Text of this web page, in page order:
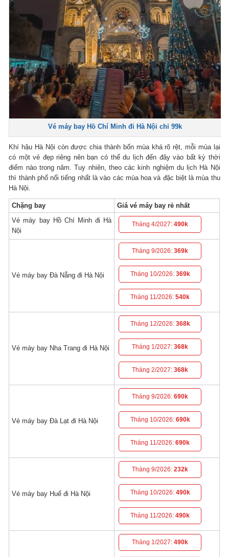
Vé máy bay Hồ Chí Minh đi Hà Nội chỉ 99k
Khí hậu Hà Nội còn được chia thành bốn mùa khá rõ rệt, mỗi mùa lại
có một vẻ đẹp riêng nên bạn có thể du lịch đến đây vào bất kỳ thời
điểm nào trong năm. Tuy nhiên, theo các kinh nghiệm du lịch Hà Nội
thì thành phố nổi tiếng nhất là vào các mùa hoa và đặc biệt là mùa thu
Hà Nội.
Chặng bay
Giá vé máy bay rẻ nhất
Vé máy bay Hồ Chí Minh đi Hà
Nội
Tháng 4/2027:490k
Vé máy bay Đà Nẵng đi Hà Nội
Tháng 9/2026:369k
Tháng 10/2026: 369k
Tháng 11/2026:540k
Vé máy bay Nha Trang đi Hà Nội
Tháng 12/2026: 368k
Tháng 1/2027:368k
Tháng 2/2027:368k
Vé máy bay Đà Lạt đi Hà Nội
Tháng 9/2026:690k
Tháng 10/2026: 690k
Tháng 11/2026:690k
Vé máy bay Huế đi Hà Nội
Tháng 9/2026:232k
Tháng 10/2026: 490k
Tháng 11/2026:490k
Tháng 1/2027:490k